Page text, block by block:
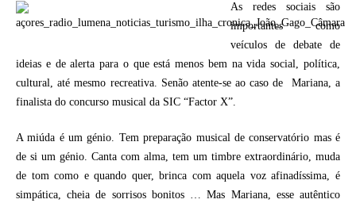
As redes sociais são
importantes como
veículos de debate de
ideias e de alerta para o que está menos bem na vida social, política,
cultural, até mesmo recreativa. Senão atente-se ao caso de Mariana, a
finalista do concurso musical da SIC “Factor X”.
A miúda é um génio. Tem preparação musical de conservatório mas é
de si um génio. Canta com alma, tem um timbre extraordinário, muda
de tom como e quando quer, brinca com aquela voz afinadíssima, é
simpática, cheia de sorrisos bonitos … Mas Mariana, esse autêntico